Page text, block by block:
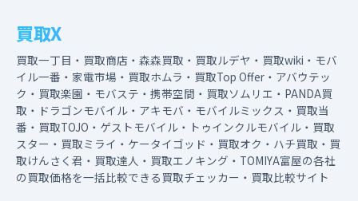
買取X
買取一丁目・買取商店・森森買取・買取ルデヤ・買取wiki・モバ
イル一番・家電市場・買取ホムラ・買取Top Offer・アバウテッ
ク・買取楽園・モバステ・携帯空間・買取ソムリエ・PANDA買
取・ドラゴンモバイル・アキモバ・モバイルミックス・買取当
番・買取TOJO・ゲストモバイル・トゥインクルモバイル・買取
スター・買取ミライ・ケータイゴッド・買取オク・ハチ買取・買
取けんさく君・買取達人・買取エノキング・TOMIYA富屋の各社
の買取価格を一括比較できる買取チェッカー・買取比較サイト